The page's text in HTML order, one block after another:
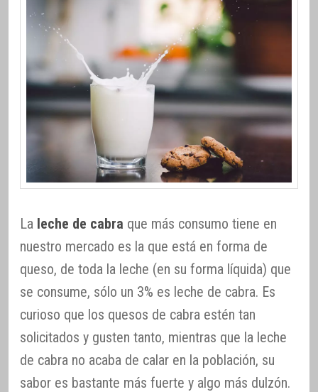
La leche de cabra que más consumo tiene en
nuestro mercado es la que está en forma de
queso, de toda la leche (en su forma líquida) que
se consume, sólo un 3% es leche de cabra. Es
curioso que los quesos de cabra estén tan
solicitados y gusten tanto, mientras que la leche
de cabra no acaba de calar en la población, su
sabor es bastante más fuerte y algo más dulzón.